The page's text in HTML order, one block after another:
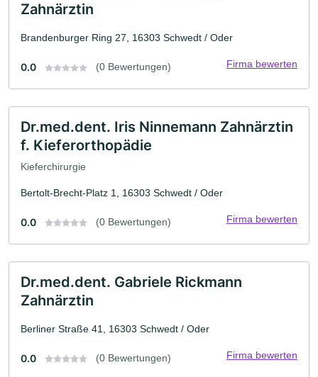
Zahnärztin
Brandenburger Ring 27, 16303 Schwedt / Oder
0.0 (0 Bewertungen) Firma bewerten
Dr.med.dent. Iris Ninnemann Zahnärztin
f. Kieferorthopädie
Kieferchirurgie
Bertolt-Brecht-Platz 1, 16303 Schwedt / Oder
0.0 (0 Bewertungen) Firma bewerten
Dr.med.dent. Gabriele Rickmann
Zahnärztin
Berliner Straße 41, 16303 Schwedt / Oder
0.0 (0 Bewertungen) Firma bewerten